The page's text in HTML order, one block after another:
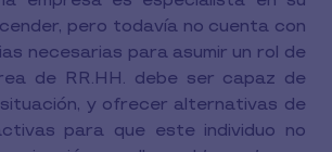
pero todavía no cuenta con
necesarias para asumir un rol de
de RR.HH. debe ser capaz de
y ofrecer alternativas de
para que este individuo no